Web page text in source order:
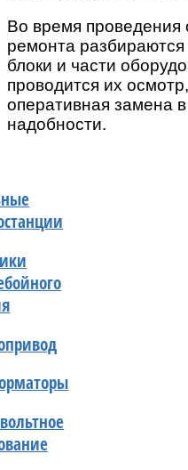
Во время проведения
ремонта
блоки и части
проводится их
оперативная замена
надобности.